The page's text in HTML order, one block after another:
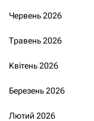
Червень 2026
Травень 2026
Квітень 2026
Березень 2026
Лютий 2026